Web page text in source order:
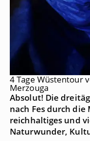
4 Tage Wüstentour
Merzouga
Absolut! Die
nach Fes durch
reichhaltiges und
Naturwunder,